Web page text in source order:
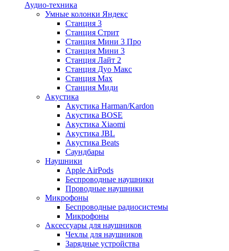
Аудио-техника
Умные колонки Яндекс
Станция 3
Станция Стрит
Станция Мини 3 Про
Станция Мини 3
Станция Лайт 2
Станция Дуо Макс
Станция Max
Станция Миди
Акустика
Акустика Harman/Kardon
Акустика BOSE
Акустика Xiaomi
Акустика JBL
Акустика Beats
Саундбары
Наушники
Apple AirPods
Беспроводные наушники
Проводные наушники
Микрофоны
Беспроводные радиосистемы
Микрофоны
Аксессуары для наушников
Чехлы для наушников
Зарядные устройства